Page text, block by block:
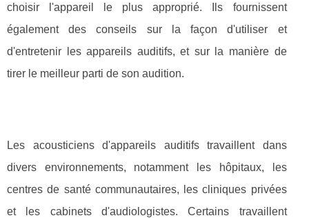
choisir l'appareil le plus approprié. Ils fournissent
également des conseils sur la façon d'utiliser et
d'entretenir les appareils auditifs, et sur la manière de
tirer le meilleur parti de son audition.
Les acousticiens d'appareils auditifs travaillent dans
divers environnements, notamment les hôpitaux, les
centres de santé communautaires, les cliniques privées
et les cabinets d'audiologistes. Certains travaillent